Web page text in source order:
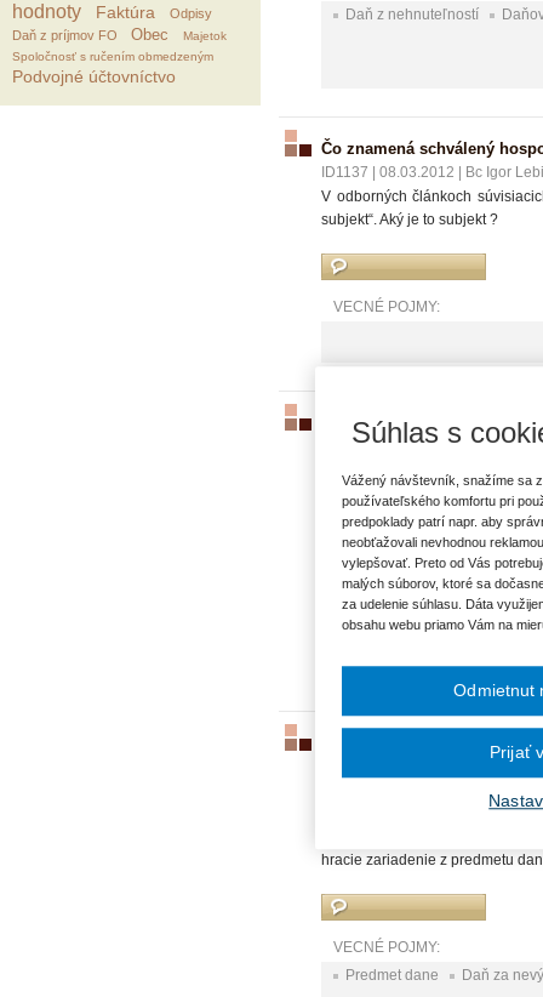
hodnoty
Faktúra
Odpisy
Daň z príjmov FO
Obec
Majetok
Spoločnosť s ručením obmedzeným
Podvojné účtovníctvo
Daň z nehnuteľností
Čo znamená schválený
ID1137 08.03.2012
Bc Igor
V odborných článkoch
subjekt“. Aký je to subjekt ?
VECNÉ POJMY:
Daň z motorových vozidiel
ID3878 | 18.03.2021|
Ing. Jana
SZČO si chce uplatniť
používa vlastné MV
zániku DP do konca januára
VECNÉ POJMY:
Daň z motorových vozidiel
Daň za nevýherné hracie
Ing. Elena
V miestnom pohostinstve je
hracie prístroje a tvrdí, že toto
hracie zariadenie z predmetu
VECNÉ POJMY:
Predmet dane
Daň za
Súhlas s
Vážený návštevník, snažíme sa
používateľského komfortu pri
predpoklady patrí napr. aby
neobťažovali nevhodnou
vylepšovať. Preto od Vás
malých súborov, ktoré sa
za udelenie súhlasu. Dáta
obsahu webu priamo Vám na
Odmietnut
Prijať